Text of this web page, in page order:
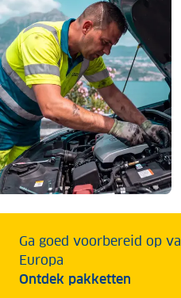
Ga goed voorbereid op
Europa
Ontdek pakketten